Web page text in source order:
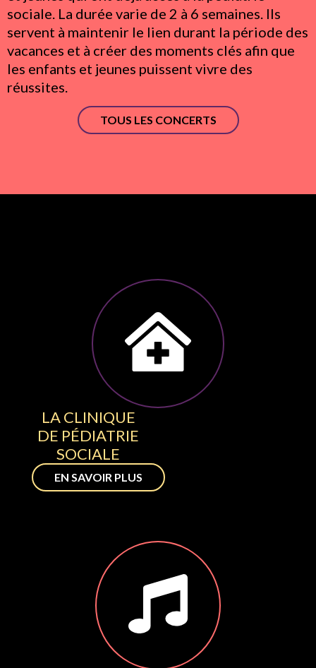
sociale. La durée varie de 2 à 6 semaines. Ils
servent à maintenir le lien durant la période des
vacances et à créer des moments clés afin que
les enfants et jeunes puissent vivre des
réussites.
TOUS LES CONCERTS
LA CLINIQUE
DE PÉDIATRIE
SOCIALE
EN SAVOIR PLUS